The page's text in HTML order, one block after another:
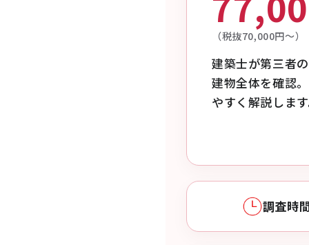
（税抜70,000円〜）
建築士が第三者
建物全体を確認
やすく解説しま
調査時